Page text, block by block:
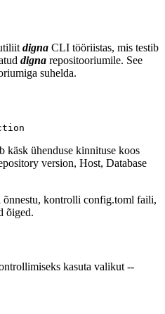
digna CLI tööriistas, mis testib
digna repositooriumile. See
suhelda.
käsk ühenduse kinnituse koos
version, Host, Database
kontrolli config.toml faili,
õiged.
kasuta valikut --